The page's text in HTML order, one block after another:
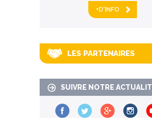
+D'INFO
LES PARTENAIRES
SUIVRE NOTRE